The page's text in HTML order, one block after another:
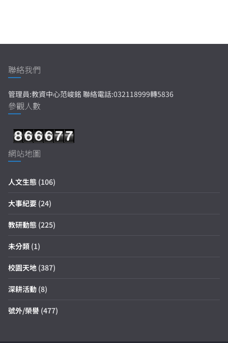
聯絡我們
管理員:教資中心范峻銘 聯絡電話:032118999轉5836
參觀人數
網站地圖
人文生態 (106)
大事紀要 (24)
教研動態 (225)
未分類 (1)
校園天地 (387)
深耕活動 (8)
號外/榮譽 (477)